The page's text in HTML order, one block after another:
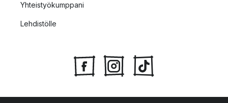
Yhteistyökumppani
Lehdistölle